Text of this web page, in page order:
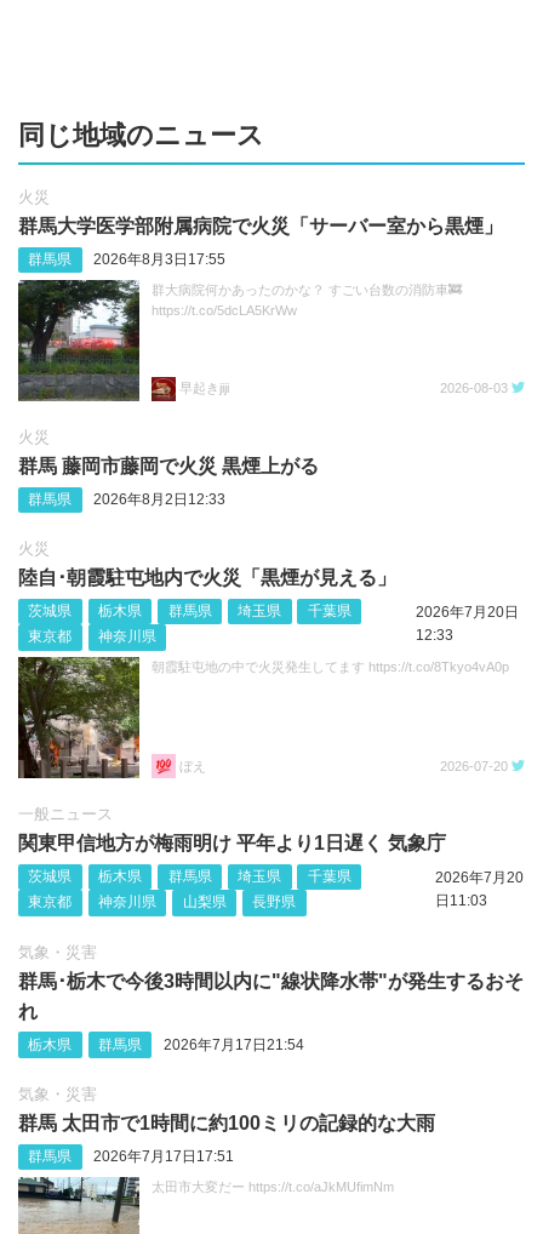
同じ地域のニュース
火災
群馬大学医学部附属病院で火災「サーバー室から黒煙」
群馬県 2026年8月3日17:55
群大病院何かあったのかな？ すごい台数の消防車🚒
https://t.co/5dcLA5KrWw
早起きjiji 2026-08-03
火災
群馬 藤岡市藤岡で火災 黒煙上がる
群馬県 2026年8月2日12:33
火災
陸自･朝霞駐屯地内で火災「黒煙が見える」
茨城県 栃木県 群馬県 埼玉県
千葉県
東京都
神奈川県
2026年7月20日
12:33
朝霞駐屯地の中で火災発生してます https://t.co/8Tkyo4vA0p
ぼえ 2026-07-20
一般ニュース
関東甲信地方が梅雨明け 平年より1日遅く 気象庁
茨城県 栃木県 群馬県 埼玉県
千葉県
東京都
神奈川県 山梨県 長野県
2026年7月20
日11:03
気象・災害
群馬･栃木で今後3時間以内に"線状降水帯"が発生するおそ
れ
栃木県 群馬県 2026年7月17日21:54
気象・災害
群馬 太田市で1時間に約100ミリの記録的な大雨
群馬県 2026年7月17日17:51
太田市大変だー https://t.co/aJkMUfimNm